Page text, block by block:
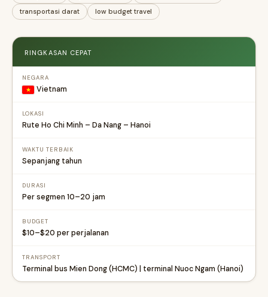
transportasi darat
low budget travel
RINGKASAN CEPAT
NEGARA
Vietnam
LOKASI
Rute Ho Chi Minh – Da Nang – Hanoi
WAKTU TERBAIK
Sepanjang tahun
DURASI
Per segmen 10–20 jam
BUDGET
$10–$20 per perjalanan
TRANSPORT
Terminal bus Mien Dong (HCMC) | terminal Nuoc Ngam (Hanoi)